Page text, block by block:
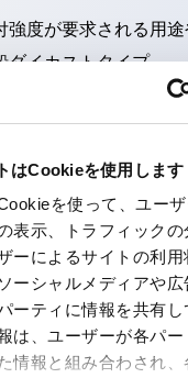
はCookieを使用します
を使って、ユー
表示、トラフィック
ーによるサイトの利
ーシャルメディアや広
ーティに情報を共有し
は、ユーザーが各パー
情報と組み合わされ、
強度が要求される用
ダイカストタイプ
テクション構造、ね
対応したHW-U形コ
LED球が搭載可能にな
用電圧が最大240Vま
をこなすLED球（
れていたLED球を、1
うにしました。